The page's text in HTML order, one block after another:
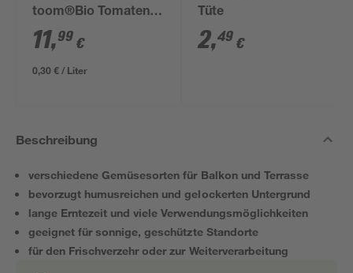
toom®Bio Tomaten-
und Gemüseerde 40l
11,99 €
0,30 € / Liter
Tüte
2,49 €
Beschreibung
verschiedene Gemüsesorten für Balkon und Terrasse
bevorzugt humusreichen und gelockerten Untergrund
lange Erntezeit und viele Verwendungsmöglichkeiten
geeignet für sonnige, geschützte Standorte
für den Frischverzehr oder zur Weiterverarbeitung